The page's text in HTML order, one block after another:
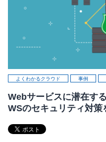
よくわかるクラウド 事例
Webサービスに潜在す
WSのセキュリティ対策